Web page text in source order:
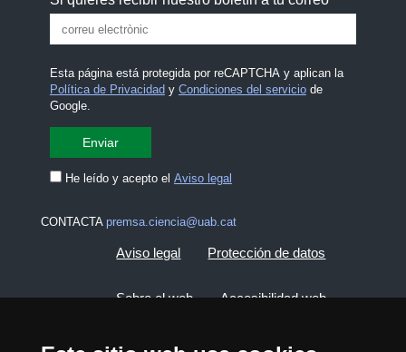
Esta página está protegida por reCAPTCHA y aplican la
Política de Privacidad y Condiciones del serviciode
Google.
He leído y acepto el Aviso legal
CONTACTA premsa.ciencia@uab.cat
Aviso legal Protección de datos
Sobre el web Accesibilidad web
Mapa del web UAB